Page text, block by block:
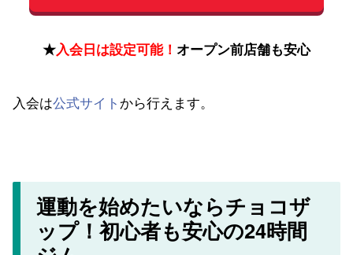
★入会日は設定可能！ オープン前店舗も安心
入会は公式サイト から行えます。
運動を始めたいならチョコザ
ップ！初心者も安心の24時間